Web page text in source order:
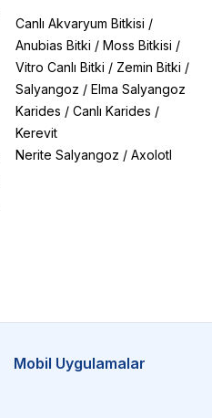
Canlı Akvaryum Bitkisi /
Anubias Bitki / Moss Bitkisi /
Vitro Canlı Bitki / Zemin Bitki /
Salyangoz / Elma Salyangoz
Karides / Canlı Karides /
Kerevit
Nerite Salyangoz / Axolotl
Mobil Uygulamalar